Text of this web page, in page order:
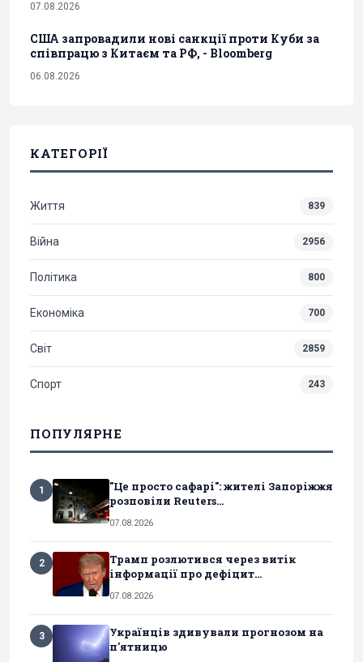
07.08.2026
США запровадили нові санкції проти Куби за
співпрацю з Китаєм та РФ, - Bloomberg
06.08.2026
КАТЕГОРІЇ
Життя 839
Війна 2956
Політика 800
Економіка 700
Світ 2859
Спорт 243
ПОПУЛЯРНЕ
1
"Це просто сафарі": жителі Запоріжжя
розповіли Reuters...
07.08.2026
2
Трамп розлютився через витік
інформації про дефіцит...
07.08.2026
3
Українців здивували прогнозом на
п'ятницю